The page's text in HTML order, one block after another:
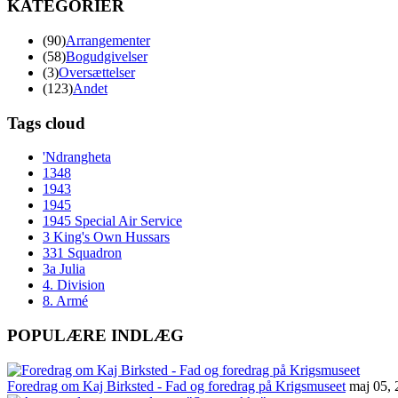
KATEGORIER
(90)Arrangementer
(58)Bogudgivelser
(3)Oversættelser
(123)Andet
Tags cloud
'Ndrangheta
1348
1943
1945
1945 Special Air Service
3 King's Own Hussars
331 Squadron
3a Julia
4. Division
8. Armé
POPULÆRE INDLÆG
Foredrag om Kaj Birksted - Fad og foredrag på Krigsmuseet maj 05,